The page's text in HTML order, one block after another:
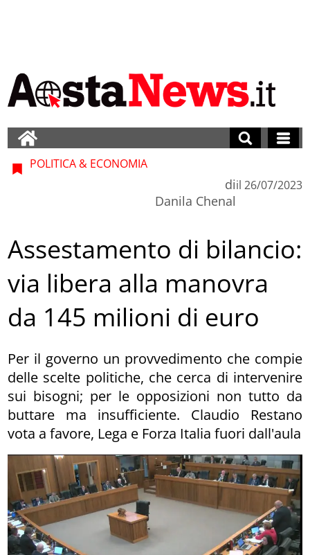
POLITICA & ECONOMIA
di
Danila Chenal
il 26/07/2023
Assestamento di bilancio:
via libera alla manovra
da 145 milioni di euro
Per il governo un provvedimento che compie
delle scelte politiche, che cerca di intervenire
sui bisogni; per le opposizioni non tutto da
buttare ma insufficiente. Claudio Restano
vota a favore, Lega e Forza Italia fuori dall'aula